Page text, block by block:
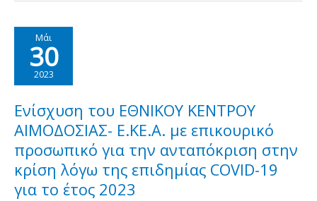
Μάι
30
2023
Ενίσχυση του ΕΘΝΙΚΟΥ ΚΕΝΤΡΟΥ
ΑΙΜΟΔΟΣΙΑΣ- Ε.ΚΕ.Α. με επικουρικό
προσωπικό για την ανταπόκριση στην
κρίση λόγω της επιδημίας COVID-19
για το έτος 2023